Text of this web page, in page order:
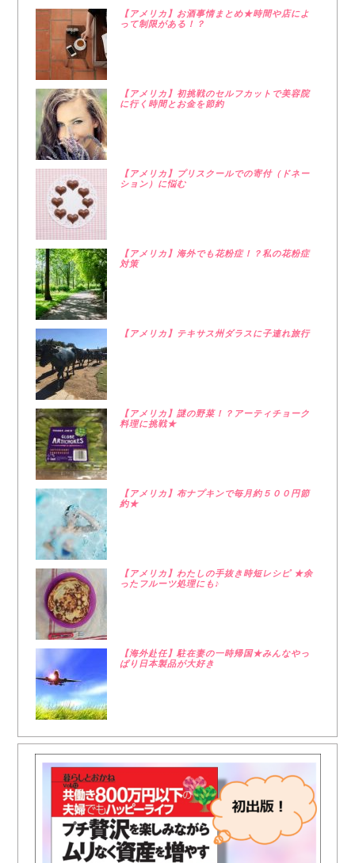
【アメリカ】お酒事情まとめ★時間や店によ
って制限がある！？
【アメリカ】初挑戦のセルフカットで美容院
に行く時間とお金を節約
【アメリカ】プリスクールでの寄付（ドネー
ション）に悩む
【アメリカ】海外でも花粉症！？私の花粉症
対策
【アメリカ】テキサス州ダラスに子連れ旅行
【アメリカ】謎の野菜！？アーティチョーク
料理に挑戦★
【アメリカ】布ナプキンで毎月約５００円節
約★
【アメリカ】わたしの手抜き時短レシピ ★余
ったフルーツ処理にも♪
【海外赴任】駐在妻の一時帰国★みんなやっ
ぱり日本製品が大好き